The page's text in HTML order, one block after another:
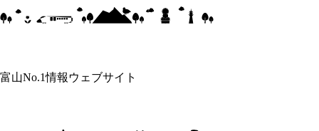
富山No.1情報ウェブサイト